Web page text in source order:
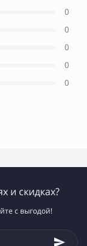
0
0
0
0
0
и скидках?
с выгодой!